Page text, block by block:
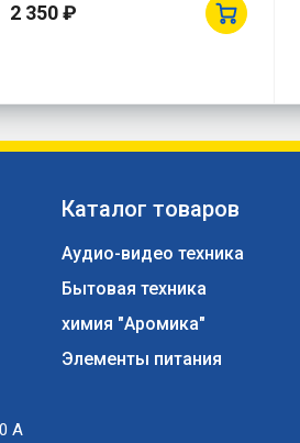
2 350 ₽
А
Каталог товаров
Аудио-видео техника
Бытовая техника
химия "Аромика"
Элементы питания